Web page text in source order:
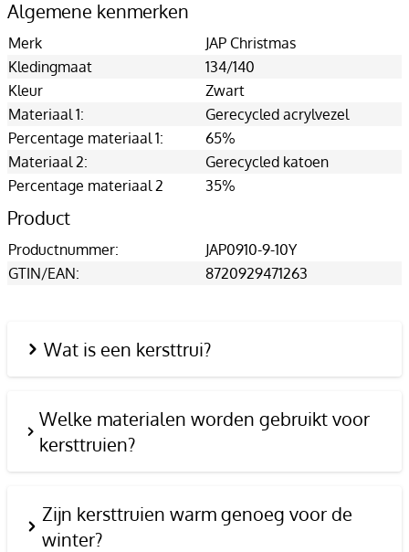
Algemene kenmerken
Merk
JAP Christmas
Kledingmaat
134/140
Kleur
Zwart
Materiaal 1:
Gerecycled acrylvezel
Percentage materiaal 1:
65%
Materiaal 2:
Gerecycled katoen
Percentage materiaal 2
35%
Product
Productnummer:
JAP0910-9-10Y
GTIN/EAN:
8720929471263
Wat is een kersttrui?
Welke materialen worden gebruikt voor
kersttruien?
Zijn kersttruien warm genoeg voor de
winter?